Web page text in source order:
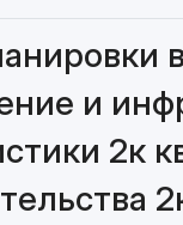
и
2к